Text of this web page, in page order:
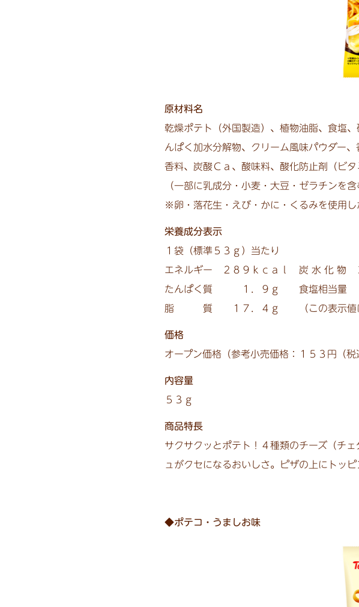
原材料名
乾燥ポテト（外国製造）、植物油脂、食塩
んぱく加水分解物、クリーム風味パウダー
香料、炭酸Ｃａ、酸味料、酸化防止剤（ビ
（一部に乳成分・小麦・大豆・ゼラチンを含
※卵・落花生・えび・かに・くるみを使用し
栄養成分表示
１袋（標準５３ｇ）当たり
エネルギー ２８９ｋｃａｌ 炭 水 化 物
たんぱく質 １．９ｇ 食塩相当量
脂 質 １７．４ｇ （この表示値は
価格
オープン価格（参考小売価格：１５３円（税
内容量
５３ｇ
商品特長
サクサクッとポテト！４種類のチーズ（チ
ュがクセになるおいしさ。ピザの上にトッ
◆ポテコ・うましお味